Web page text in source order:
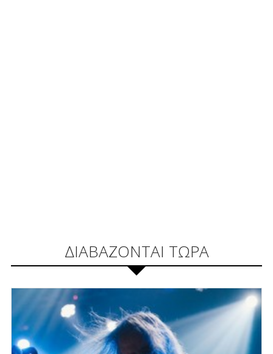
ΔΙΑΒΑΖΟΝΤΑΙ ΤΩΡΑ